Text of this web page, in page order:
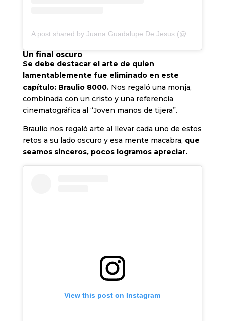
Un final oscuro
Se debe destacar el arte de quien
lamentablemente fue eliminado en este
capítulo: Braulio 8000. Nos regaló una monja,
combinada con un cristo y una referencia
cinematográfica al “Joven manos de tijera”.
Braulio nos regaló arte al llevar cada uno de estos
retos a su lado oscuro y esa mente macabra, que
seamos sinceros, pocos logramos apreciar.
View this post on Instagram